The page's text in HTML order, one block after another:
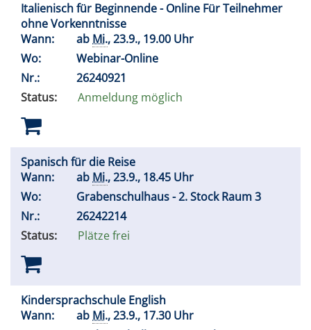
Italienisch für Beginnende - Online Für Teilnehmer
ohne Vorkenntnisse
Wann:
ab Mi., 23.9., 19.00 Uhr
Wo:
Webinar-Online
Nr.:
26240921
Status:
Anmeldung möglich
Spanisch für die Reise
Wann:
ab Mi., 23.9., 18.45 Uhr
Wo:
Grabenschulhaus - 2. Stock Raum 3
Nr.:
26242214
Status:
Plätze frei
Kindersprachschule English
Wann:
ab Mi., 23.9., 17.30 Uhr